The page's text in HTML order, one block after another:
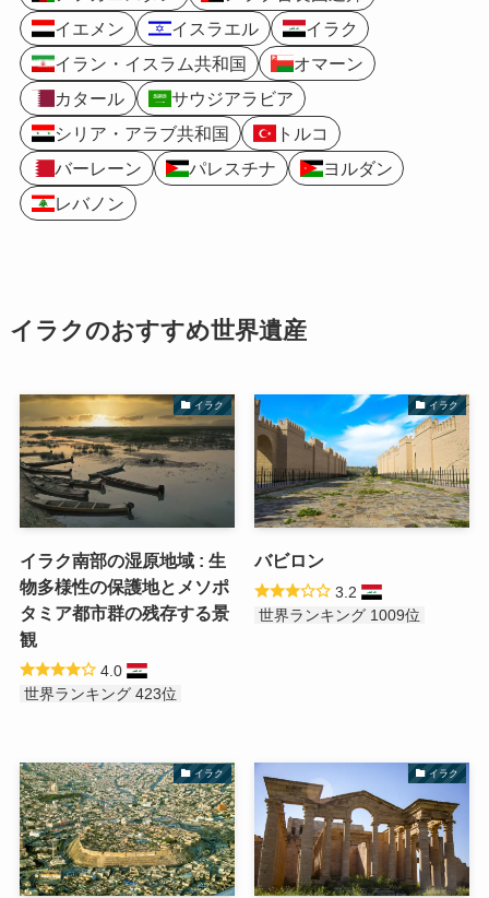
イエメン
イスラエル
イラク
イラン・イスラム共和国
オマーン
カタール
サウジアラビア
シリア・アラブ共和国
トルコ
バーレーン
パレスチナ
ヨルダン
レバノン
イラクのおすすめ世界遺産
イラク
イラク南部の湿原地域 : 生
物多様性の保護地とメソポ
タミア都市群の残存する景
観
4.0
世界ランキング 423位
イラク
バビロン
3.2
世界ランキング 1009位
イラク イラク